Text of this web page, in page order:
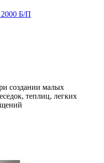
2000 Б/П
создании малых
теплиц, легких